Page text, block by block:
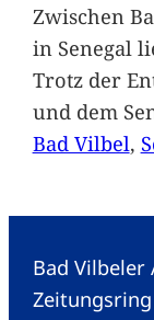
Zwischen
in Senegal
Trotz der
und dem
Bad Vilbel,
Bad Vilbeler